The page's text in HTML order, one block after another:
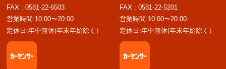
FAX : 0581-22-6503
営業時間:10:00〜20:00
定休日:年中無休(年末年始除く）
FAX : 0581-22-5201
営業時間:10:00〜20:00
定休日:年中無休(年末年始除く）